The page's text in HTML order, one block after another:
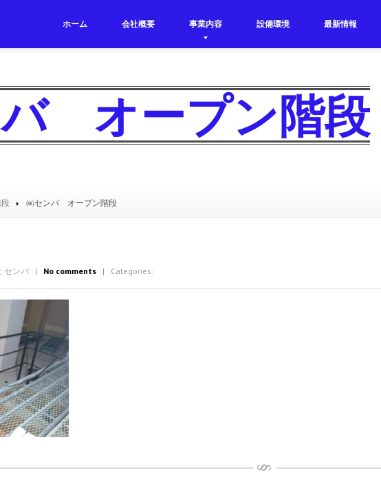
ホーム 会社概要 事業内容 設備環境 最新情報
オープン階段
㈱センバ オープン階段
センバ | No comments | Categories: